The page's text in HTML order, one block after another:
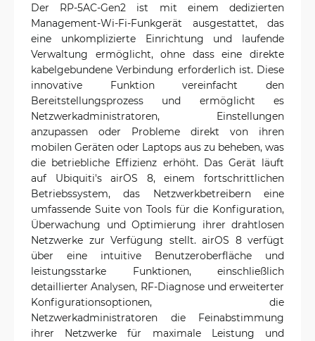
Der RP-5AC-Gen2 ist mit einem dedizierten
Management-Wi-Fi-Funkgerät ausgestattet, das
eine unkomplizierte Einrichtung und laufende
Verwaltung ermöglicht, ohne dass eine direkte
kabelgebundene Verbindung erforderlich ist. Diese
innovative Funktion vereinfacht den
Bereitstellungsprozess und ermöglicht es
Netzwerkadministratoren, Einstellungen
anzupassen oder Probleme direkt von ihren
mobilen Geräten oder Laptops aus zu beheben, was
die betriebliche Effizienz erhöht. Das Gerät läuft
auf Ubiquiti's airOS 8, einem fortschrittlichen
Betriebssystem, das Netzwerkbetreibern eine
umfassende Suite von Tools für die Konfiguration,
Überwachung und Optimierung ihrer drahtlosen
Netzwerke zur Verfügung stellt. airOS 8 verfügt
über eine intuitive Benutzeroberfläche und
leistungsstarke Funktionen, einschließlich
detaillierter Analysen, RF-Diagnose und erweiterter
Konfigurationsoptionen, die
Netzwerkadministratoren die Feinabstimmung
ihrer Netzwerke für maximale Leistung und